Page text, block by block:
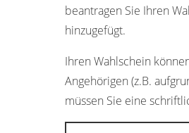
beantragen Sie Ihren
hinzugefügt.
Ihren Wahlschein
Angehörigen (z.B.
müssen Sie eine